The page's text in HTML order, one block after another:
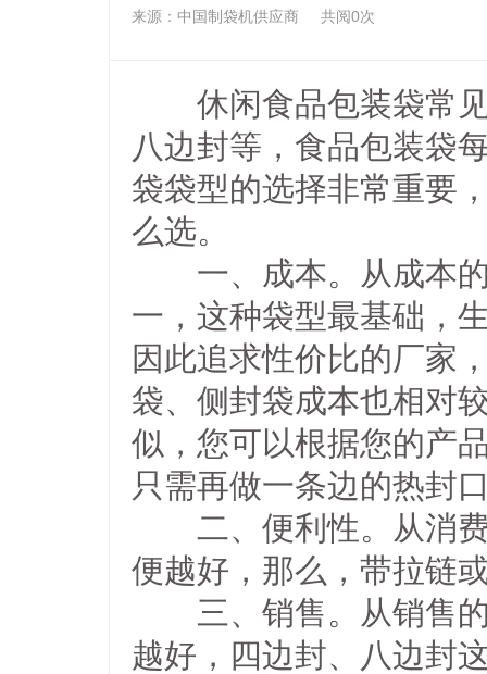
来源：中国制袋机供应商 共阅0次
休闲食品包装袋常见
八边封等，食品包装袋
袋袋型的选择非常重要
么选。
一、成本。从成本的
一，这种袋型最基础，
因此追求性价比的厂家
袋、侧封袋成本也相对
似，您可以根据您的产
只需再做一条边的热封
二、便利性。从消费
便越好，那么，带拉链
三、销售。从销售的
越好，四边封、八边封